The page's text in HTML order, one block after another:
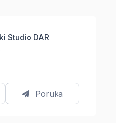
Studio DAR
Poruka